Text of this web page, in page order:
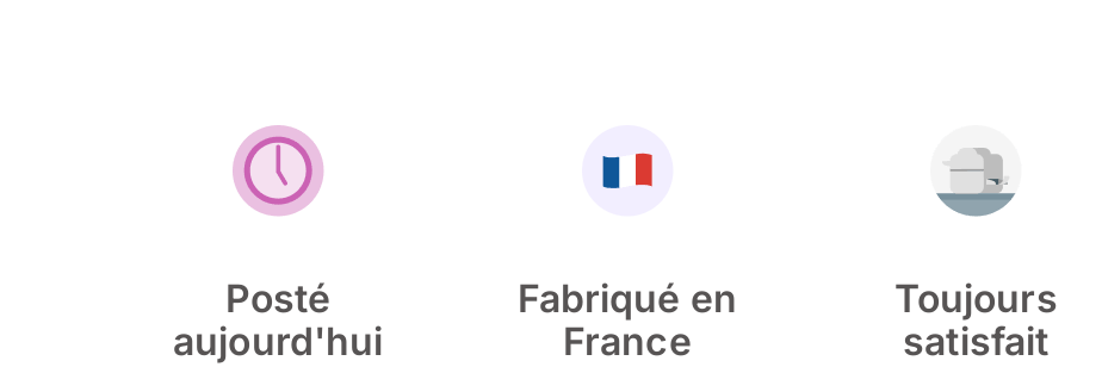
Posté
aujourd'hui
Fabriqué en
France
Toujours
satisfait